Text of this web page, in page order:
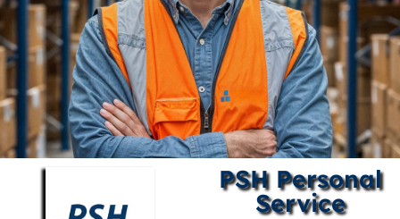
PSH Personal
Service